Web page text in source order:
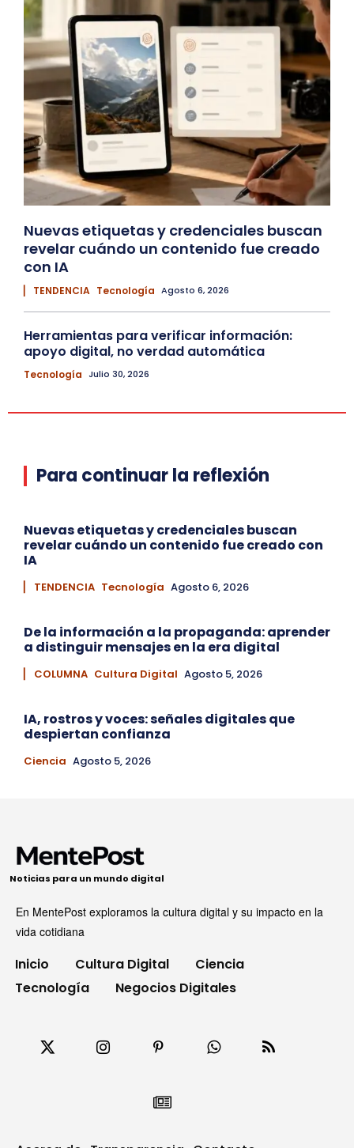
Nuevas etiquetas y credenciales buscan
revelar cuándo un contenido fue creado
con IA
▏ TENDENCIA Tecnología Agosto 6, 2026
Herramientas para verificar información:
apoyo digital, no verdad automática
Tecnología Julio 30, 2026
Para continuar la reflexión
Nuevas etiquetas y credenciales buscan
revelar cuándo un contenido fue creado con
IA
▏ TENDENCIA Tecnología Agosto 6, 2026
De la información a la propaganda: aprender
a distinguir mensajes en la era digital
▏ COLUMNA Cultura Digital Agosto 5, 2026
IA, rostros y voces: señales digitales que
despiertan confianza
Ciencia Agosto 5, 2026
Noticias para un mundo digital
En MentePost exploramos la cultura digital y su impacto en la
vida cotidiana
Inicio Cultura Digital
Ciencia
Tecnología
Negocios Digitales